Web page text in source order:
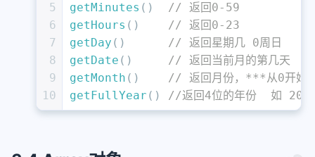
5
6
7
8
9
10
getMinutes () // 返回0-59
getHours () // 返回0-23
getDay () // 返回星期几 0周日   6
getDate () // 返回当前月的第几天
getMonth () // 返回月份，***从0开始
getFullYear () //返回4位的年份  如